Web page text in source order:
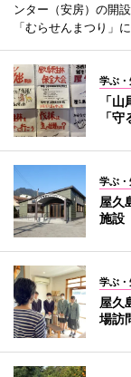
ンター（安房）の開
「むらせんまつり」
学ぶ・
「
「
学ぶ・
屋久
施設
学ぶ・
屋久
場訪